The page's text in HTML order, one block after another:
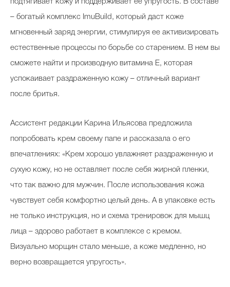
– богатый комплекс ImuBuild, который даст коже
мгновенный заряд энергии, стимулируя ее активизировать
естественные процессы по борьбе со старением. В нем вы
сможете найти и производную витамина E, которая
успокаивает раздраженную кожу – отличный вариант
после бритья.
Ассистент редакции Карина Ильясова предложила
попробовать крем своему папе и рассказала о его
впечатлениях: «Крем хорошо увлажняет раздраженную и
сухую кожу, но не оставляет после себя жирной пленки,
что так важно для мужчин. После использования кожа
чувствует себя комфортно целый день. А в упаковке есть
не только инструкция, но и схема тренировок для мышц
лица – здорово работает в комплексе с кремом.
Визуально морщин стало меньше, а коже медленно, но
верно возвращается упругость».